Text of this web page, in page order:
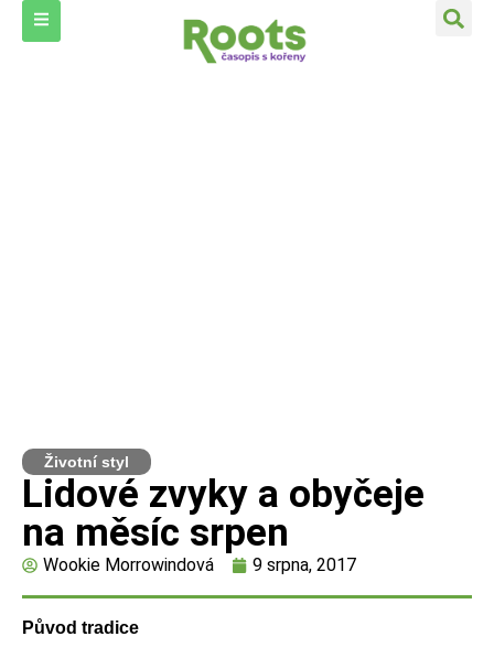
Životní styl
Lidové zvyky a obyčeje
na měsíc srpen
Wookie Morrowindová 9 srpna, 2017
Původ tradice